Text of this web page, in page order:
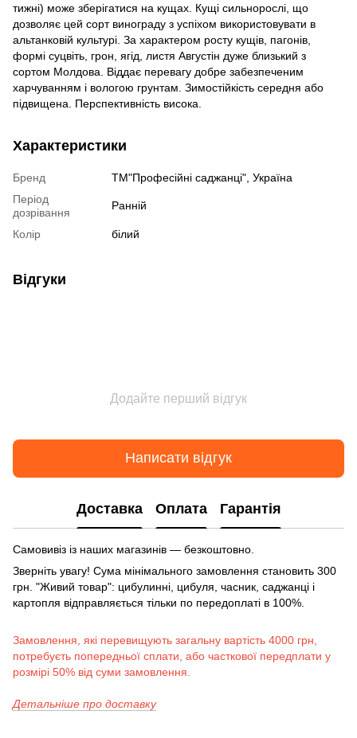
тижні) може зберігатися на кущах. Кущі сильнорослі, що
дозволяє цей сорт винограду з успіхом використовувати в
альтанковій культурі. За характером росту кущів, пагонів,
формі суцвіть, грон, ягід, листя Августін дуже близький з
сортом Молдова. Віддає перевагу добре забезпеченим
харчуванням і вологою грунтам. Зимостійкість середня або
підвищена. Перспективність висока.
Характеристики
Бренд
ТМ"Професійні саджанці", Україна
Період
дозрівання
Ранній
Колір білий
Відгуки
Додайте перший відгук
Написати відгук
Доставка Оплата Гарантія
Самовивіз із наших магазинів — безкоштовно.
Зверніть увагу! Сума мінімального замовлення становить 300
грн. "Живий товар": цибулинні, цибуля, часник, саджанці і
картопля відправляється тільки по передоплаті в 100%.
Замовлення, які перевищують загальну вартість 4000 грн,
потребуєть попередньої сплати, або часткової передплати у
розмірі 50% від суми замовлення.
Детальніше про доставку